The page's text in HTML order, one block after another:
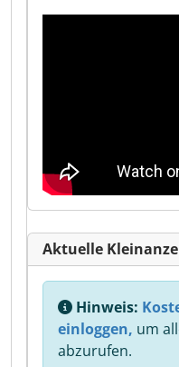
Aktuelle
Hinweis:
einloggen, um
abzurufen.